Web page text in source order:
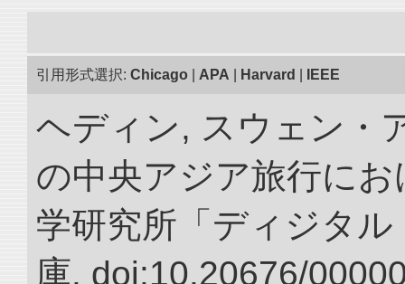
引用形式選択: Chicago APA Harvard IEEE
ヘディン, スウェン・
の中央アジア旅行にお
学研究所「ディジタ
庫. doi:10.20676/